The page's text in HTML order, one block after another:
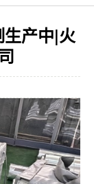
产中|火